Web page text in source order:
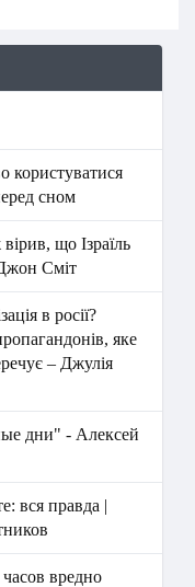
користуватися
сном
що Ізраїль
Сміт
в росії?
яке
– Джулія
дни" - Алексей
вся правда |
вредно